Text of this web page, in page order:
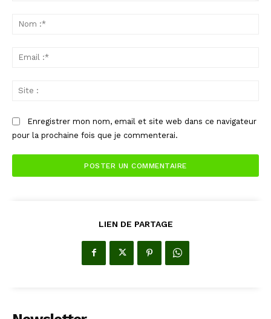
Enregistrer mon nom, email et site web dans ce navigateur
pour la prochaine fois que je commenterai.
LIEN DE PARTAGE